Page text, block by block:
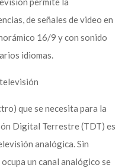
de señales de video en
16/9 y con sonido
idiomas.
que se necesita para la
Digital Terrestre (TDT) es
analógica. Sin
un canal analógico se